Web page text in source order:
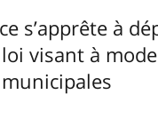
s’apprête à
visant à